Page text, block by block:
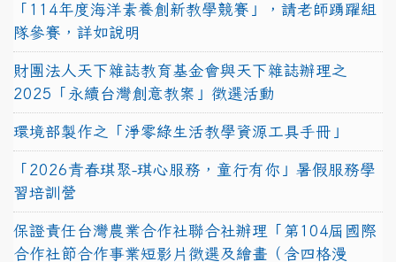
「114年度海洋素養創新教學競賽」，請老師踴躍組
隊參賽，詳如說明
財團法人天下雜誌教育基金會與天下雜誌辦理之
2025「永續台灣創意教案」徵選活動
環境部製作之「淨零綠生活教學資源工具手冊」
「2026青春琪聚-琪心服務，童行有你」暑假服務學
習培訓營
保證責任台灣農業合作社聯合社辦理「第104屆國際
合作社節合作事業短影片徵選及繪畫（含四格漫